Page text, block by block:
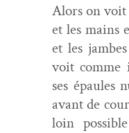
Alors on voit
et les mains
et les
voit comme
ses épaules
avant de
loin